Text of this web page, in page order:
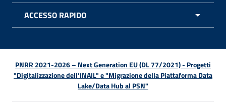
ACCESSO RAPIDO
PNRR 2021-2026 – Next Generation EU (DL 77/2021) - Progetti
"Digitalizzazione dell’INAIL" e "Migrazione della Piattaforma Data
Lake/Data Hub al PSN"